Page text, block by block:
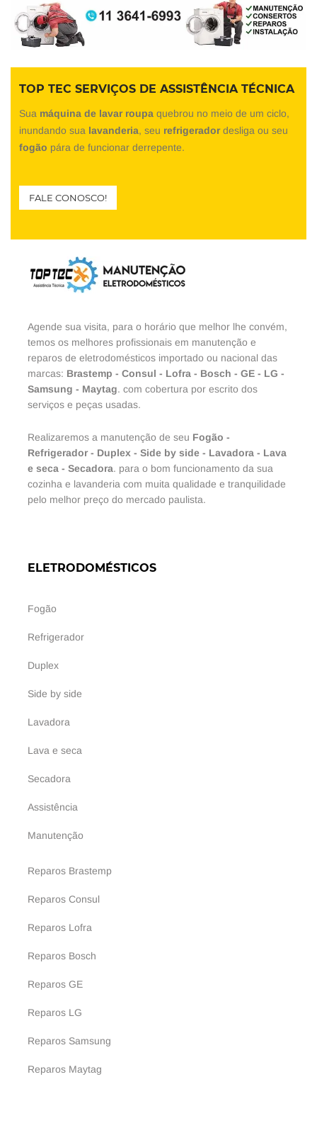
TOP TEC SERVIÇOS DE ASSISTÊNCIA TÉCNICA
Sua máquina de lavar roupa quebrou no meio de um ciclo,
inundando sua lavanderia, seu refrigeradordesliga ou seu
fogão pára de funcionar derrepente.
FALE CONOSCO!
Agende sua visita, para o horário que melhor lhe convém,
temos os melhores profissionais em manutenção e
reparos de eletrodomésticos importado ou nacional das
marcas: Brastemp - Consul - Lofra - Bosch - GE - LG -
Samsung - Maytag. com cobertura por escrito dos
serviços e peças usadas.
Realizaremos a manutenção de seu Fogão -
Refrigerador- Duplex - Side by side - Lavadora - Lava
e seca - Secadora. para o bom funcionamento da sua
cozinha e lavanderia com muita qualidade e tranquilidade
pelo melhor preço do mercado paulista.
ELETRODOMÉSTICOS
Fogão
Refrigerador
Duplex
Side by side
Lavadora
Lava e seca
Secadora
Assistência
Manutenção
Reparos Brastemp
Reparos Consul
Reparos Lofra
Reparos Bosch
Reparos GE
Reparos LG
Reparos Samsung
Reparos Maytag